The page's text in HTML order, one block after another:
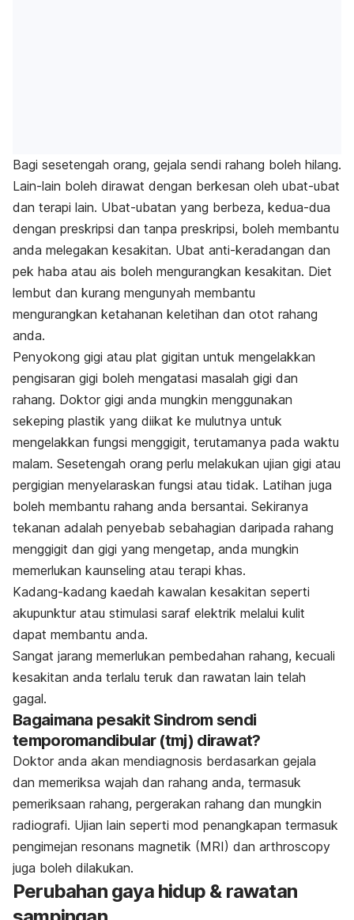
Bagi sesetengah orang, gejala sendi rahang boleh hilang.
Lain-lain boleh dirawat dengan berkesan oleh ubat-ubat
dan terapi lain. Ubat-ubatan yang berbeza, kedua-dua
dengan preskripsi dan tanpa preskripsi, boleh membantu
anda melegakan kesakitan. Ubat anti-keradangan dan
pek haba atau ais boleh mengurangkan kesakitan. Diet
lembut dan kurang mengunyah membantu
mengurangkan ketahanan keletihan dan otot rahang
anda.
Penyokong gigi atau plat gigitan untuk mengelakkan
pengisaran gigi boleh mengatasi masalah gigi dan
rahang. Doktor gigi anda mungkin menggunakan
sekeping plastik yang diikat ke mulutnya untuk
mengelakkan fungsi menggigit, terutamanya pada waktu
malam. Sesetengah orang perlu melakukan ujian gigi atau
pergigian menyelaraskan fungsi atau tidak. Latihan juga
boleh membantu rahang anda bersantai. Sekiranya
tekanan adalah penyebab sebahagian daripada rahang
menggigit dan gigi yang mengetap, anda mungkin
memerlukan kaunseling atau terapi khas.
Kadang-kadang kaedah kawalan kesakitan seperti
akupunktur atau stimulasi saraf elektrik melalui kulit
dapat membantu anda.
Sangat jarang memerlukan pembedahan rahang, kecuali
kesakitan anda terlalu teruk dan rawatan lain telah
gagal.
Bagaimana pesakit Sindrom sendi
temporomandibular (tmj) dirawat?
Doktor anda akan mendiagnosis berdasarkan gejala
dan memeriksa wajah dan rahang anda, termasuk
pemeriksaan rahang, pergerakan rahang dan mungkin
radiografi. Ujian lain seperti mod penangkapan termasuk
pengimejan resonans magnetik (MRI) dan arthroscopy
juga boleh dilakukan.
Perubahan gaya hidup & rawatan